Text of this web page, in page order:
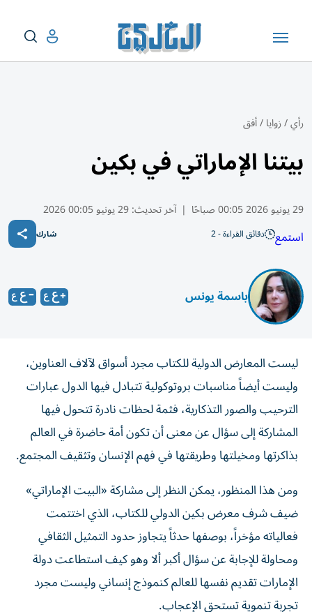
رأي/زوايا/أفق
بيتنا الإماراتي في بكين
29 يونيو 2026 00:05 صباحًا | آخر تحديث:29 يونيو 00:05 2026
استمع دقائق القراءة - 2 شارك
باسمة يونس
ليست المعارض الدولية للكتاب مجرد أسواق لآلاف العناوين،
وليست أيضاً مناسبات بروتوكولية تتبادل فيها الدول عبارات
الترحيب والصور التذكارية، فثمة لحظات نادرة تتحول فيها
المشاركة إلى سؤال عن معنى أن تكون أمة حاضرة في العالم
بذاكرتها ومخيلتها وطريقتها في فهم الإنسان وتثقيف المجتمع.
ومن هذا المنظور، يمكن النظر إلى مشاركة «البيت الإماراتي»
ضيف شرف معرض بكين الدولي للكتاب، الذي اختتمت
فعالياته مؤخراً، بوصفها حدثاً يتجاوز حدود التمثيل الثقافي
ومحاولة للإجابة عن سؤال أكبر ألا وهو كيف استطاعت دولة
الإمارات تقديم نفسها للعالم كنموذج إنساني وليست مجرد
تجربة تنموية تستحق الإعجاب.